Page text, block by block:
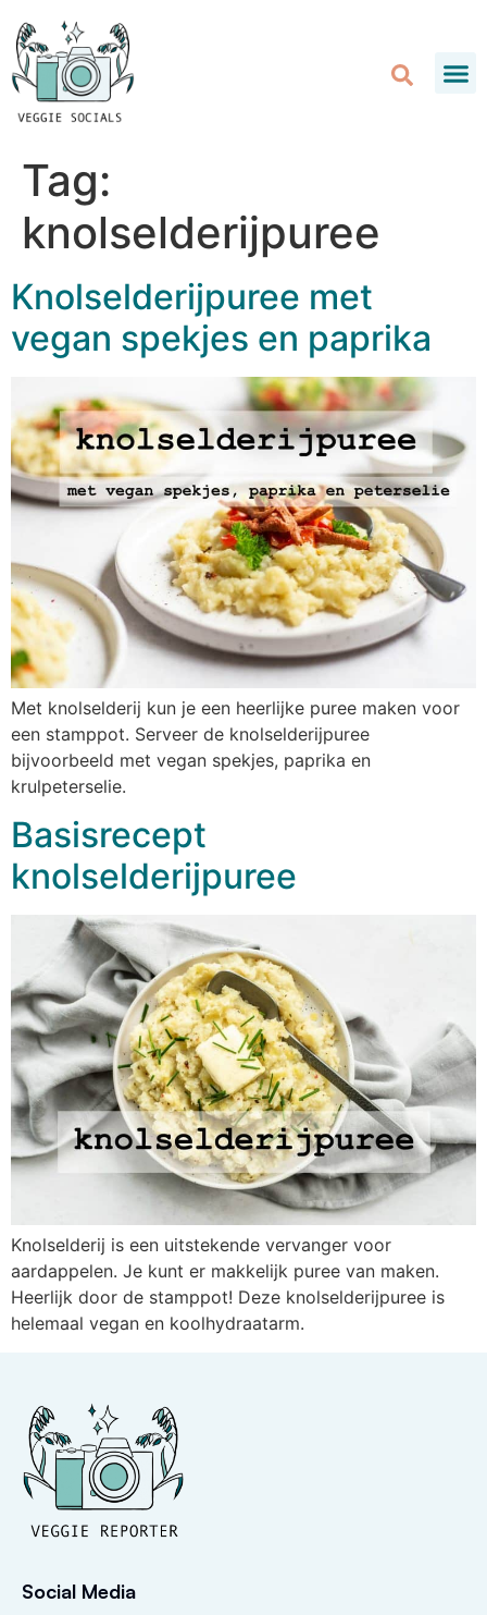
Tag:
knolselderijpuree
Knolselderijpuree met
vegan spekjes en paprika
Met knolselderij kun je een heerlijke puree maken voor
een stamppot. Serveer de knolselderijpuree
bijvoorbeeld met vegan spekjes, paprika en
krulpeterselie.
Basisrecept
knolselderijpuree
Knolselderij is een uitstekende vervanger voor
aardappelen. Je kunt er makkelijk puree van maken.
Heerlijk door de stamppot! Deze knolselderijpuree is
helemaal vegan en koolhydraatarm.
Social Media